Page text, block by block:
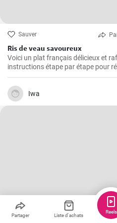
Sauver
Ris de veau savoureux
Voici un plat français délicieux et
instructions étape par étape pour
française appréciée pour leur
Iwa
Partager Liste d'achats
Reels